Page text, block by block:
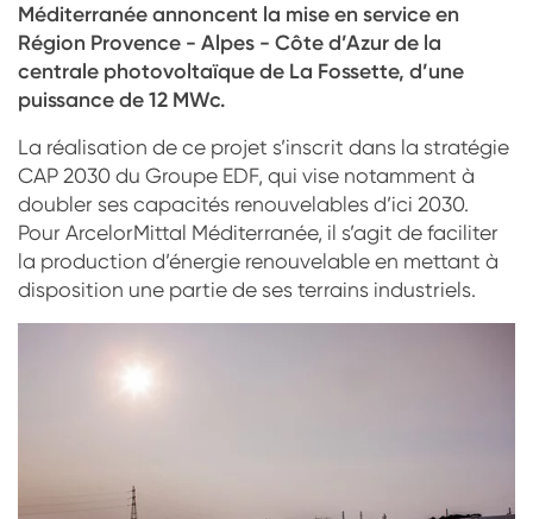
Méditerranée annoncent la mise en service en
Région Provence - Alpes - Côte d’Azur de la
centrale photovoltaïque de La Fossette, d’une
puissance de 12 MWc.
La réalisation de ce projet s’inscrit dans la stratégie
CAP 2030 du Groupe EDF, qui vise notamment à
doubler ses capacités renouvelables d’ici 2030.
Pour ArcelorMittal Méditerranée, il s’agit de faciliter
la production d’énergie renouvelable en mettant à
disposition une partie de ses terrains industriels.